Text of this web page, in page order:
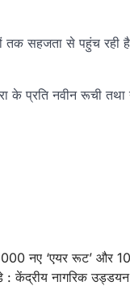
तक सहजता से पहुंच रही
के प्रति नवीन रूची
नए ‘एयर रूट’ और
: केंद्रीय नागरिक उड्डयन